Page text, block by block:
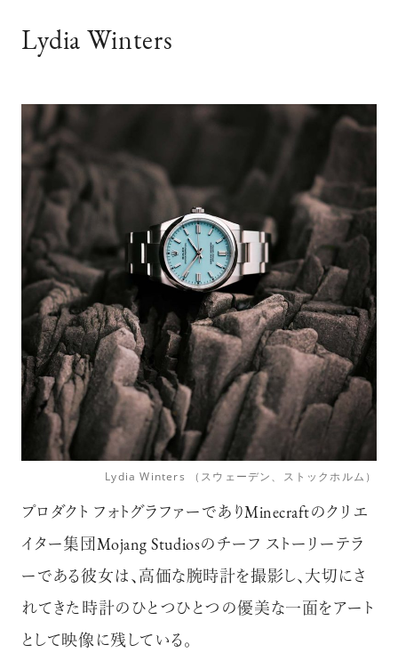
Lydia Winters
Lydia Winters （スウェーデン、ストックホルム）
プロダクト フォトグラファーでありMinecraftのクリエ
イター集団Mojang Studiosのチーフ ストーリーテラ
ーである彼女は、高価な腕時計を撮影し、大切にさ
れてきた時計のひとつひとつの優美な一面をアート
として映像に残している。